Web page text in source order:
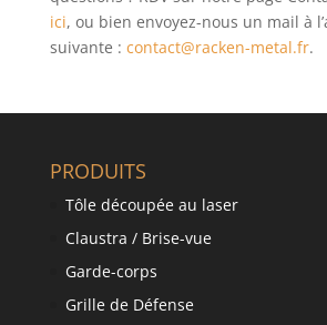
ici, ou bien envoyez-nous un mail à
suivante : contact@racken-metal.fr.
PRODUITS
Tôle découpée au laser
Claustra / Brise-vue
Garde-corps
Grille de Défense